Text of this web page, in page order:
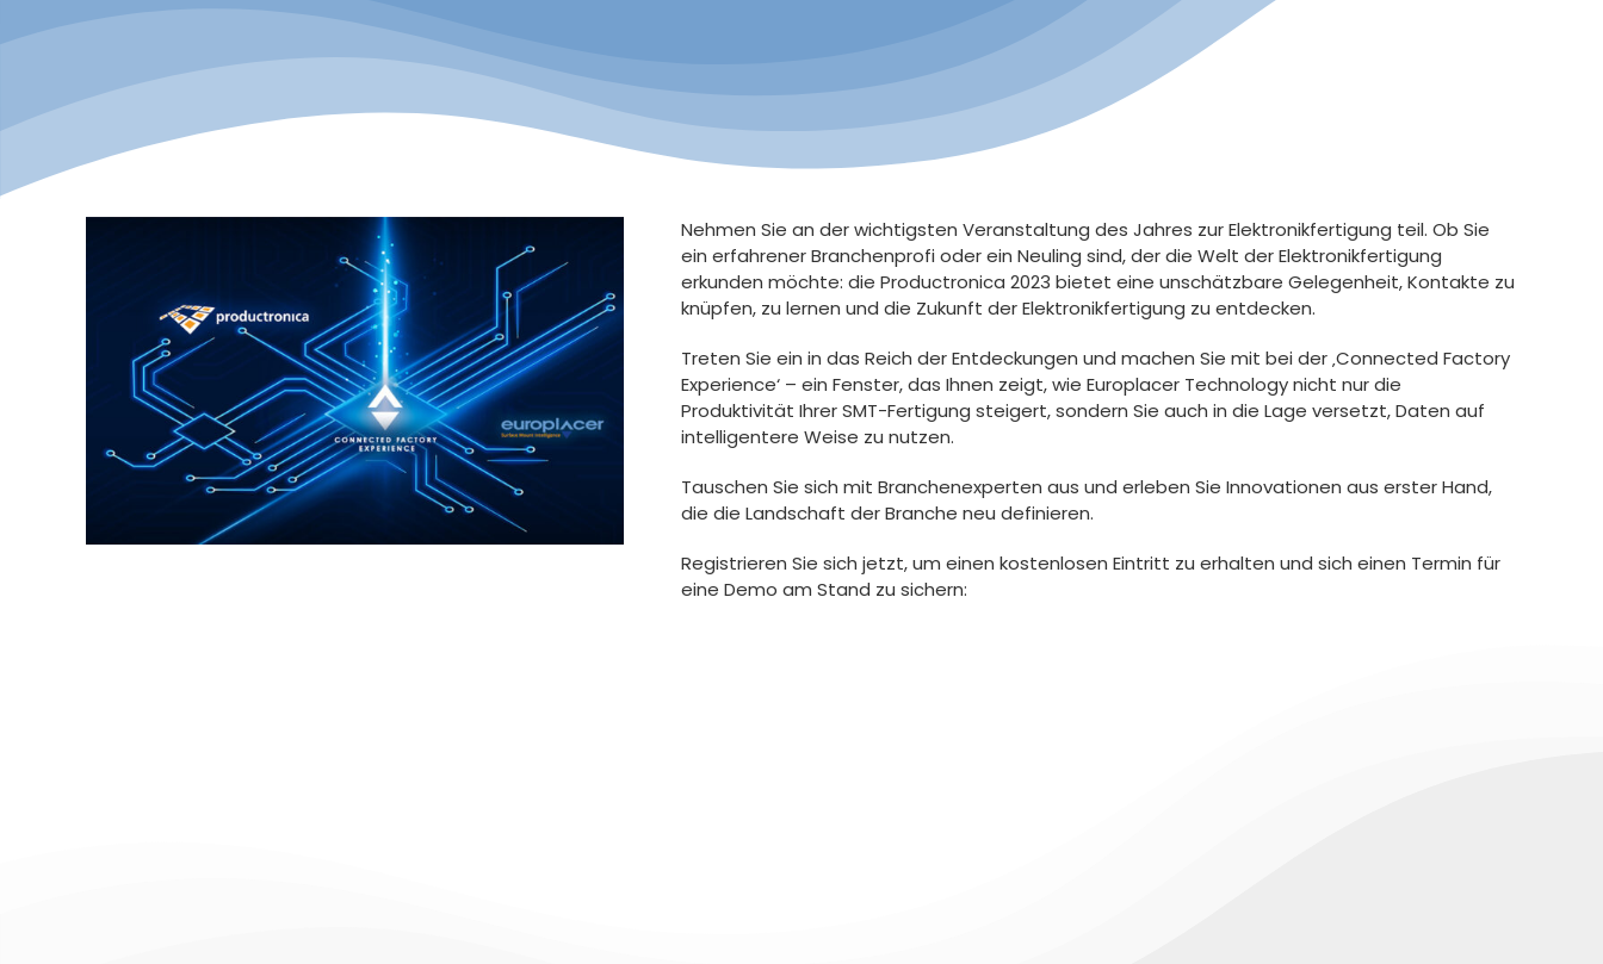
Nehmen Sie an der wichtigsten Veranstaltung des Jahres zur Elektronikfertigung teil. Ob Sie
ein erfahrener Branchenprofi oder ein Neuling sind, der die Welt der Elektronikfertigung
erkunden möchte: die Productronica 2023 bietet eine unschätzbare Gelegenheit, Kontakte zu
knüpfen, zu lernen und die Zukunft der Elektronikfertigung zu entdecken.
Treten Sie ein in das Reich der Entdeckungen und machen Sie mit bei der ‚Connected Factory
Experience‘ – ein Fenster, das Ihnen zeigt, wie Europlacer Technology nicht nur die
Produktivität Ihrer SMT-Fertigung steigert, sondern Sie auch in die Lage versetzt, Daten auf
intelligentere Weise zu nutzen.
Tauschen Sie sich mit Branchenexperten aus und erleben Sie Innovationen aus erster Hand,
die die Landschaft der Branche neu definieren.
Registrieren Sie sich jetzt, um einen kostenlosen Eintritt zu erhalten und sich einen Termin für
eine Demo am Stand zu sichern: